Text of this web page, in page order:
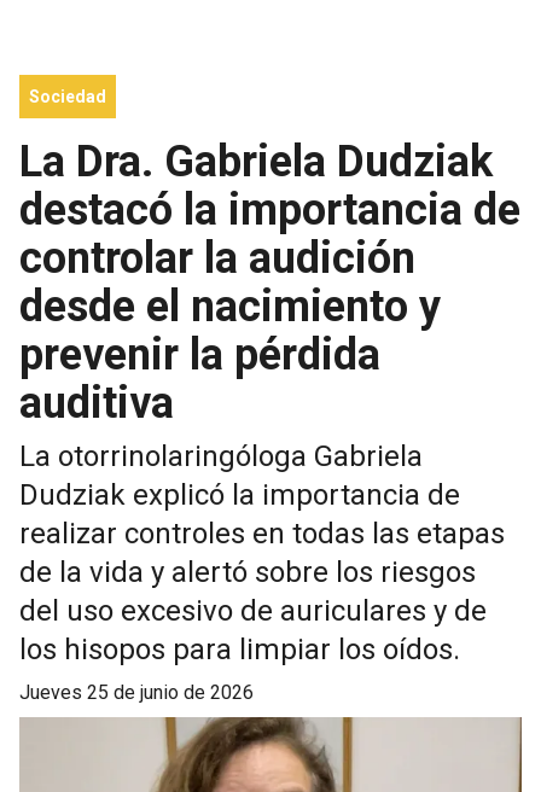
Sociedad
La Dra. Gabriela Dudziak
destacó la importancia de
controlar la audición
desde el nacimiento y
prevenir la pérdida
auditiva
La otorrinolaringóloga Gabriela
Dudziak explicó la importancia de
realizar controles en todas las etapas
de la vida y alertó sobre los riesgos
del uso excesivo de auriculares y de
los hisopos para limpiar los oídos.
jueves 25 de junio de 2026